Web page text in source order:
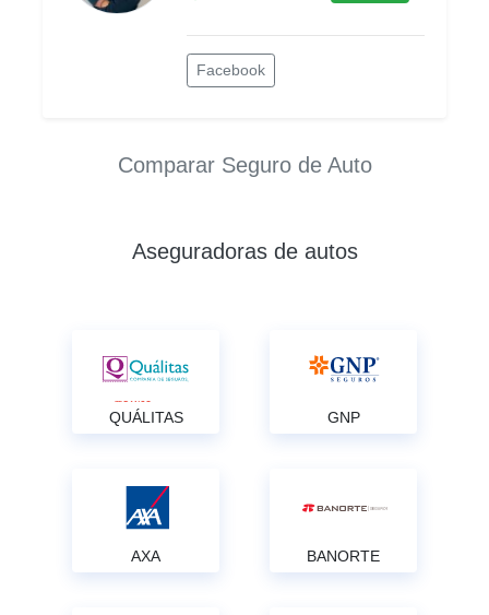
Facebook
Comparar Seguro de Auto
Aseguradoras de autos
QUÁLITAS GNP
AXA BANORTE